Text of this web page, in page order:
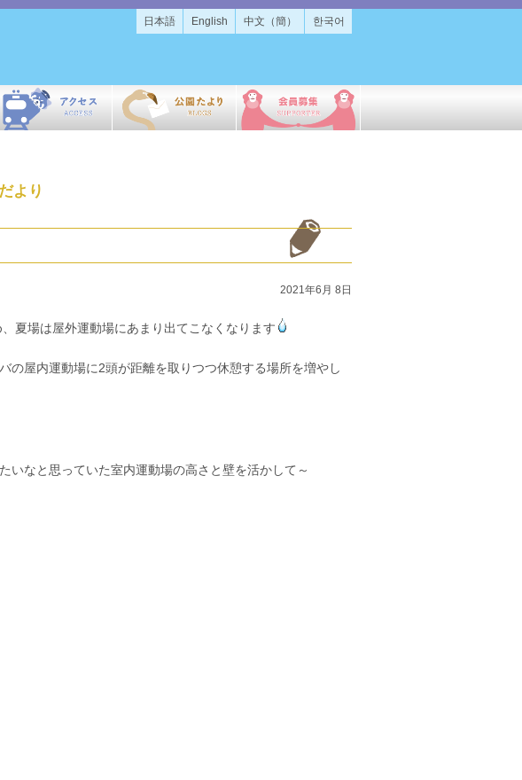
日本語 English 中文（簡） 한국어
より
2021年6月 8日
、夏場は屋外運動場にあまり出てこなくなります
屋内運動場に2頭が距離を取りつつ休憩する場所を増やし
なと思っていた室内運動場の高さと壁を活かして～